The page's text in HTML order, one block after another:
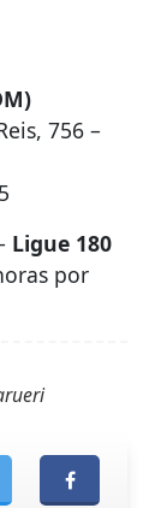
756 –
Ligue 180
por